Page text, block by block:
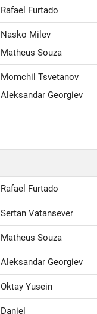
Rafael Furtado
Nasko Milev
Matheus Souza
Momchil Tsvetanov
Aleksandar Georgiev
Rafael Furtado
Sertan Vatansever
Matheus Souza
Aleksandar Georgiev
Oktay Yusein
Daniel